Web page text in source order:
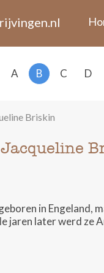
A B C D
Briskin
in Engeland,
jaren later werd ze